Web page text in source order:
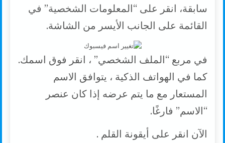
سابقة، انقر على “المعلومات الشخصية” في
القائمة على الجانب الأيسر من الشاشة.
في مربع “الملف الشخصي” ، انقر فوق اسمك.
كما في الهواتف الذكية ، يتوافق الاسم
المستعار مع ما يتم عرضه إذا كان عنصر
“الاسم” فارغًا.
الآن انقر على أيقونة القلم .